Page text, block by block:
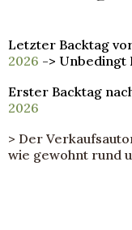
Letzter Backtag
2026 -> Unbedingt
Erster Backtag
2026
> Der
wie gewohnt rund